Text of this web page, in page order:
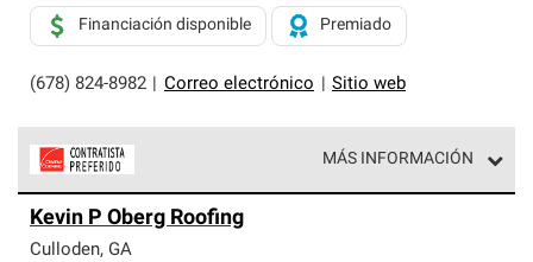
Solo ellos pueden ofrecer nuestra mejor garantía de
sistemas de techos.
(678) 824-8982 Correo electrónico Sitio web
Financiación disponible Premiado
MÁS INFORMACIÓN
parte de una red exclusiva de profesionales de techos
que cumplen con altos estándares y requisitos estrictos
Kevin P Oberg Roofing
Culloden, GA